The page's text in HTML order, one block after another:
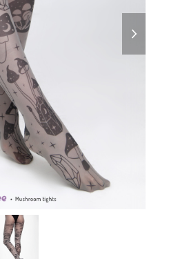
slide